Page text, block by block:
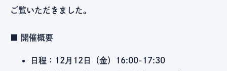
ご覧いただきました。
■ 開催概要
日程 ：12月12日（金）16:00-17:30